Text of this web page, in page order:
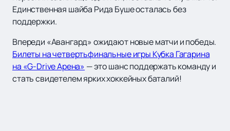
Единственная шайба Рида Буше осталась без
поддержки.
Впереди «Авангард» ожидают новые матчи и победы.
Билеты на четвертьфинальные игры Кубка Гагарина
на «G-Drive Арена» — это шанс поддержать команду и
стать свидетелем ярких хоккейных баталий!